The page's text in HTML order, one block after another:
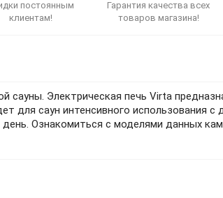
постоянным
клиентам!
Гарантия качества всех
товаров магазина!
сауны. Электрическая печь Virta
для саун интенсивного использования с
Ознакомиться с моделями данных